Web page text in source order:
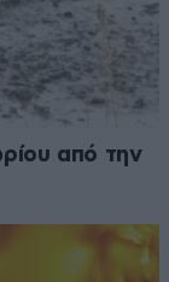
από την